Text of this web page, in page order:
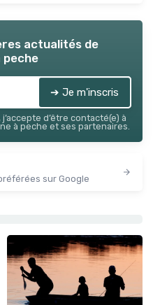
actualités de
peche
➔ Je m'inscris
d’être contacté(e) à
à peche et ses partenaires.
sur Google